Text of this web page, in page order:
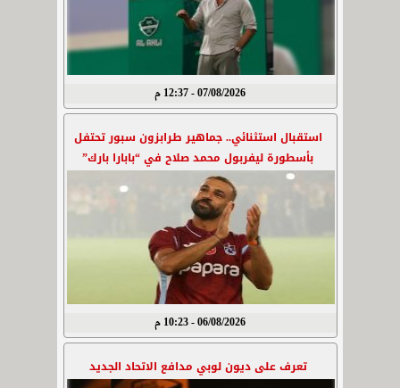
07/08/2026 - 12:37 م
استقبال استثنائي.. جماهير طرابزون سبور تحتفل
بأسطورة ليفربول محمد صلاح في “بابارا بارك”
06/08/2026 - 10:23 م
تعرف على ديون لوبي مدافع الاتحاد الجديد